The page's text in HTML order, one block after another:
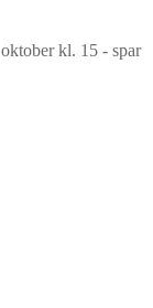
kl. 15 - spar